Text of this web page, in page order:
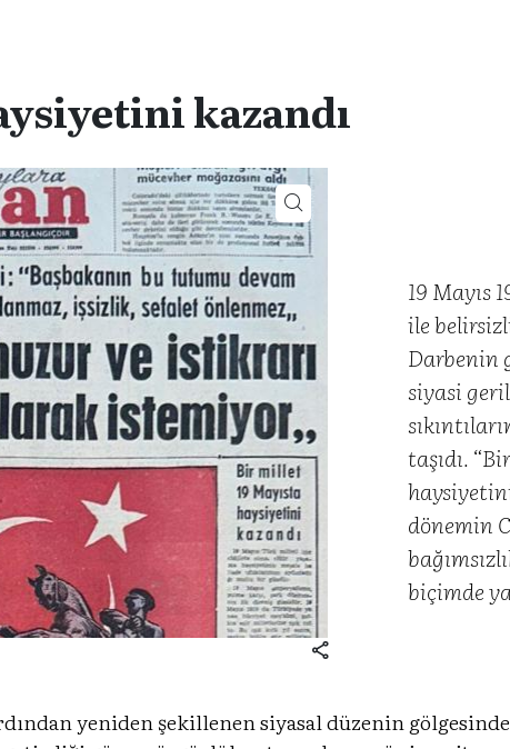
kazandı
19 Mayıs
ile
Darbenin
siyasi
taşıdı.
dönemin
biçimde
yeniden şekillenen siyasal düzenin